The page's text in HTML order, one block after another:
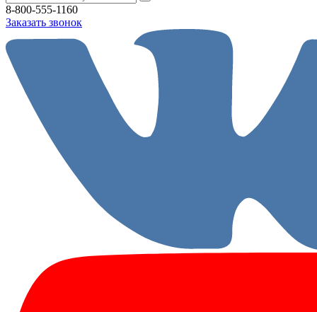
8-800-555-1160
Заказать звонок